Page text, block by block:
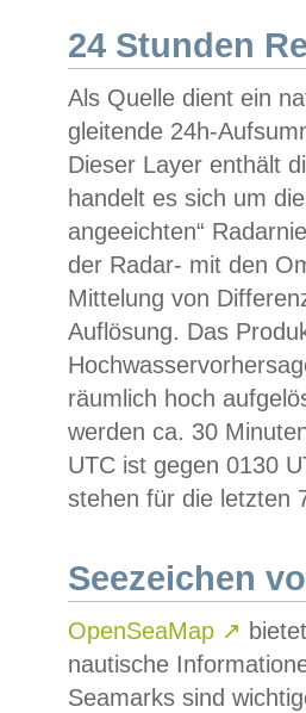
24 Stunden
Als Quelle dient ein
gleitende 24h-
Dieser Layer enthält
handelt es sich um
angeeichten“
der Radar- mit den
Mittelung von
Auflösung. Das
räumlich hoch
werden ca. 30
UTC ist gegen 0130
stehen für die letzten
Seezeichen
OpenSeaMap ↗
nautische
Seamarks sind